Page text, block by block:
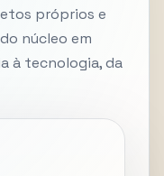
próprios e
núcleo em
à tecnologia, da